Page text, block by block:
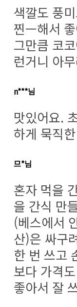
색깔도 풍
찐ㅡ해서
그만큼 코
런거니 아
n***님
맛있어요.
하게 묵직
므*님
혼자 먹을
을 간식 만
(베스에서
산)은 싸구
한 번 쓰고
보다 가격
좋아서 잘